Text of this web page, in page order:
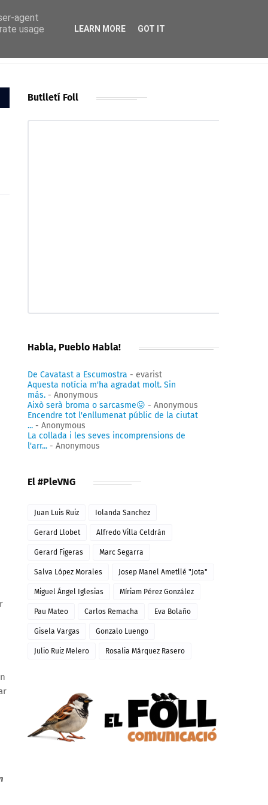
Butlletí Foll
Habla, Pueblo Habla!
De Cavatast a Escumostra - evarist
Aquesta notícia m'ha agradat molt. Sin
más. - Anonymous
Això serà broma o sarcasme😛 - Anonymous
Encendre tot l'enllumenat públic de la ciutat
... - Anonymous
La collada i les seves incomprensions de
l'arr... - Anonymous
El #PleVNG
Juan Luis Ruiz Iolanda Sanchez
Gerard Llobet Alfredo Villa Celdrán
Gerard Figeras Marc Segarra
Salva López Morales Josep Manel Ametllé "Jota"
Miguel Ángel Iglesias Míriam Pérez González
Pau Mateo Carlos Remacha Eva Bolaño
Gisela Vargas Gonzalo Luengo
Julio Ruiz Melero Rosalia Márquez Rasero
agent
usage
LEARN MORE GOT IT